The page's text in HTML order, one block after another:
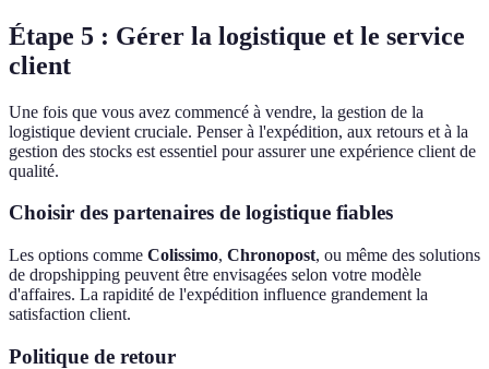
Étape 5 : Gérer la logistique et le service
client
Une fois que vous avez commencé à vendre, la gestion de la
logistique devient cruciale. Penser à l'expédition, aux retours et à la
gestion des stocks est essentiel pour assurer une expérience client de
qualité.
Choisir des partenaires de logistique fiables
Les options comme Colissimo, Chronopost, ou même des solutions
de dropshipping peuvent être envisagées selon votre modèle
d'affaires. La rapidité de l'expédition influence grandement la
satisfaction client.
Politique de retour